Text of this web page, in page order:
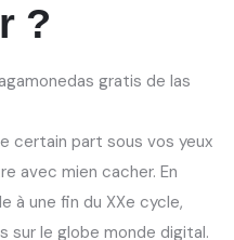
?
certain part sous vos yeux
avec mien cacher. En
à une fin du XXe cycle,
le globe monde digital.